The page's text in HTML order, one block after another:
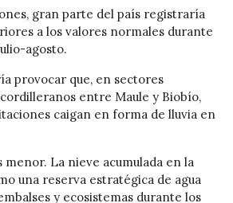
gran parte del país registraría
a los valores normales durante
agosto.
provocar que, en sectores
entre Maule y Biobío,
caigan en forma de lluvia en
La nieve acumulada en la
una reserva estratégica de agua
y ecosistemas durante los